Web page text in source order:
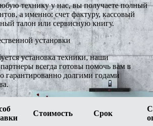
технику у нас, вы получаете полный
а именно: счет фактуру, кассовый
талон или сервисную книгу.
установки
установка техники, наши
всегда готовы помочь вам в
гарантированно долгими годами
Стоимость Срок